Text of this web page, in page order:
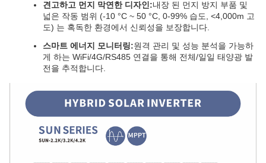
견고하고 먼지 막연한 디자인:내장 된 먼지 방지 부품 및
넓은 작동 범위 (-10 °C ~ 50 °C, 0-99% 습도, <4,000m 고
도) 는 혹독한 환경에서 신뢰성을 보장합니다.
스마트 에너지 모니터링:원격 관리 및 성능 분석을 가능하
게 하는 WiFi/4G/RS485 연결을 통해 전체/일일 태양광 발
전을 추적합니다.